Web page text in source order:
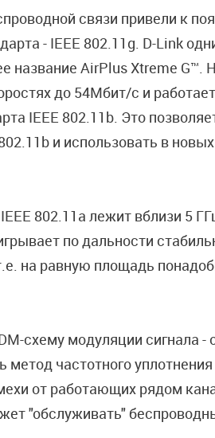
связи привели к
- IEEE 802.11g. D-Link
название AirPlus Xtreme G™.
до 54Мбит/с и
IEEE 802.11b. Это
и использовать в
802.11a лежит вблизи 5
по дальности
на равную площадь
схему модуляции сигнала -
метод частотного
от работающих рядом
"обслуживать"